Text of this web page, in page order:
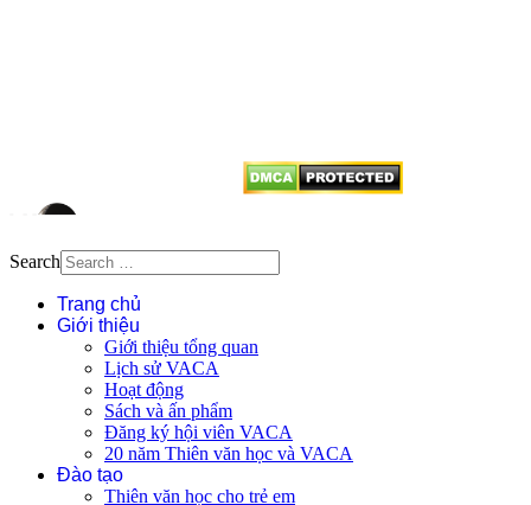
Search
Trang chủ
Giới thiệu
Giới thiệu tổng quan
Lịch sử VACA
Hoạt động
Sách và ấn phẩm
Đăng ký hội viên VACA
20 năm Thiên văn học và VACA
Đào tạo
Thiên văn học cho trẻ em